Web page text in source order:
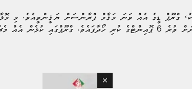
ގްރޫޕް ޑީގެ އެއް ވަނަ މަޤާމް ފްރާންސަށް ޔަޤީންވީއެވެ. މި
ވަނައިގައި އޮތް އައިސްލެންޑާއި ޔޫކްރޭނަށް ވުރެ 6 ޕޮއިންޓްގެ ކުރި ހޯދާފައެވެ.